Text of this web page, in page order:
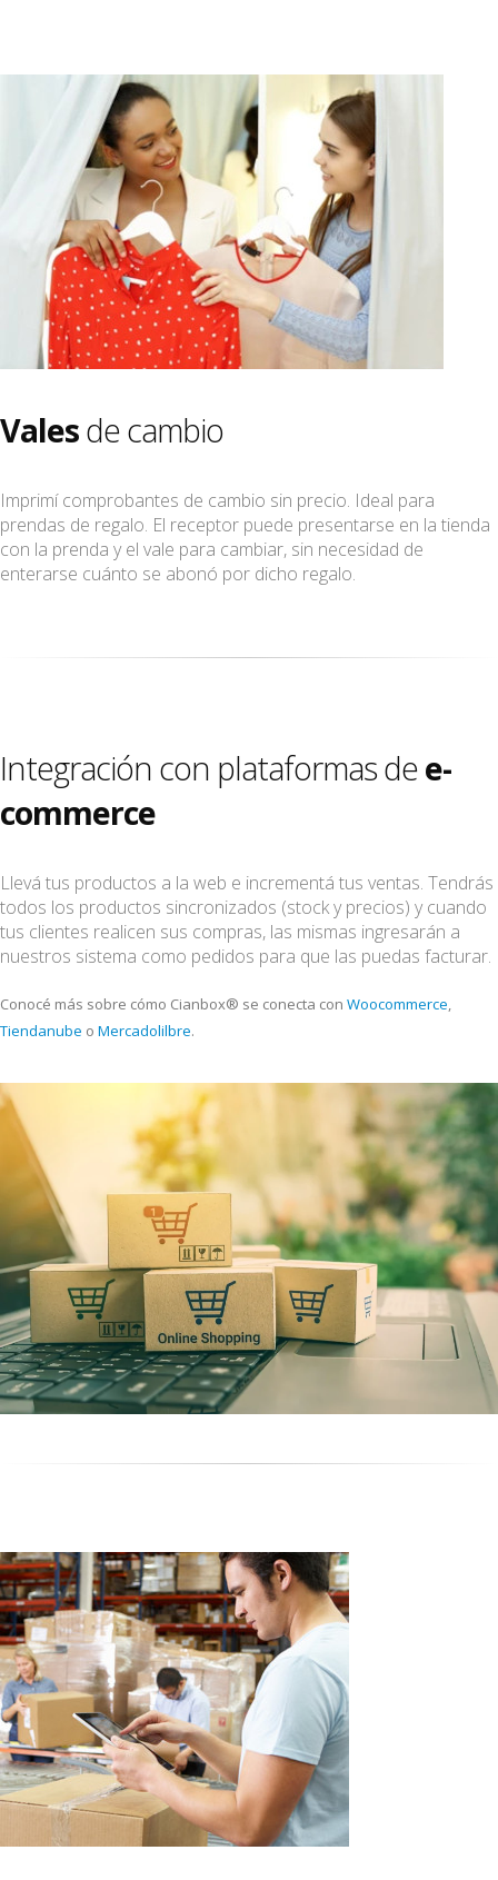
Valesde cambio
Imprimí comprobantes de cambio sin precio. Ideal para
prendas de regalo. El receptor puede presentarse en la tienda
con la prenda y el vale para cambiar, sin necesidad de
enterarse cuánto se abonó por dicho regalo.
Integración con plataformas dee-
commerce
Llevá tus productos a la web e incrementá tus ventas. Tendrás
todos los productos sincronizados (stock y precios) y cuando
tus clientes realicen sus compras, las mismas ingresarán a
nuestros sistema como pedidos para que las puedas facturar.
Conocé más sobre cómo Cianbox® se conecta con Woocommerce,
Tiendanube o Mercadolilbre.